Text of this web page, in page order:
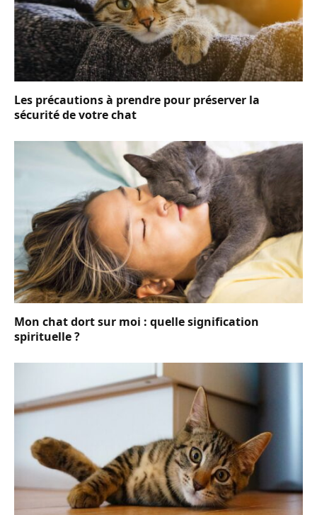
Les précautions à prendre pour préserver la
sécurité de votre chat
Mon chat dort sur moi : quelle signification
spirituelle ?